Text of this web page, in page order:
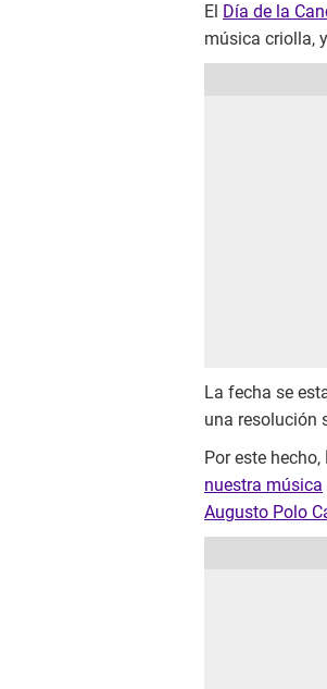
El Día de la
música criolla,
La fecha se
una resolución
Por este hecho,
nuestra música
Augusto Polo